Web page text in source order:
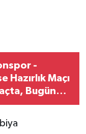
-
Hazırlık Maçı
Bugün
Kanalda?